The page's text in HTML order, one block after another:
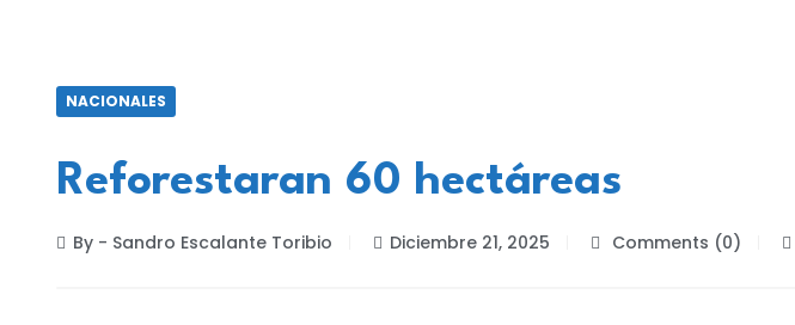
NACIONALES
Reforestaran 60 hectáreas
By - Sandro Escalante Toribio Diciembre 21, 2025 Comments (0)